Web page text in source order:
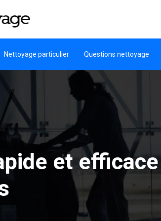
Nettoyage particulier Questions nettoyage
et